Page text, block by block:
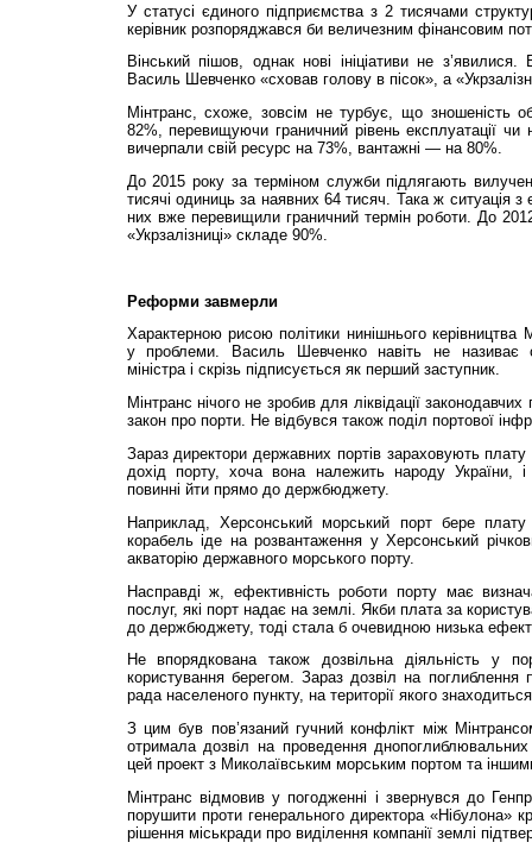
У статусі єдиного підприємства з 2 тисячами
керівник розпоряджався би величезним фінансовим
Вінський пішов, однак нові ініціативи не з’явилися.
Василь Шевченко «сховав голову в пісок», а
Мінтранс, схоже, зовсім не турбує, що зношеність
82%, перевищуючи граничний рівень експлуатації чи
вичерпали свій ресурс на 73%, вантажні — на 80%.
До 2015 року за термі­ном служби підлягають
тисячі одиниць за наявних 64 тисяч. Така ж ситуація
них вже перевищили граничний термін роботи. До
«Укрзалізниці» складе 90%.
Реформи завмерли
Характерною рисою політики нинішнього керівництва
у проблеми. Василь Шевченко навіть не називає
міністра і скрізь підписується як перший заступник.
Мінтранс нічого не зробив для ліквідації
закон про порти. Не відбувся також поділ портової
Зараз директори державних портів зараховують
дохід порту, хоча вона належить народу України,
повинні йти прямо до держбюджету.
Наприклад, Херсонський морський порт бере
корабель іде на розвантаження у Херсонський
акваторію державного морського порту.
Насправді ж, ефектив­ність роботи порту має
послуг, які порт надає на землі. Якби плата за
до держ­бюджету, тоді стала б очевидною низька
Не впорядкована також дозвільна діяльність у
користування берегом. Зараз дозвіл на поглиблення
рада населеного пункту, на території якого
З цим був пов’язаний гучний конфлікт між
отримала доз­віл на проведення днопоглиблювальних
цей проект з Миколаївським морським портом та
Мінтранс відмовив у погодженні і звернувся до
порушити проти генерального директора «Нібулона»
рішення міськради про виділення компанії землі